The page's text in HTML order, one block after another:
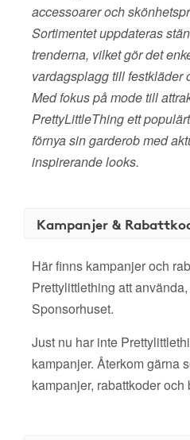
accessoarer och
Sortimentet uppdateras
trenderna, vilket gör det
vardagsplagg till festkläder
Med fokus på mode till
PrettyLittleThing ett
förnya sin garderob med
inspirerande looks.
Kampanjer &
Här finns kampanjer och
Prettylittlething att
Sponsorhuset.
Just nu har inte
kampanjer. Återkom gärna
kampanjer, rabattkoder